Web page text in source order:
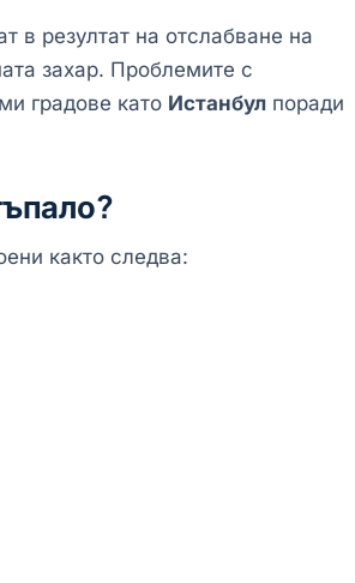
в резултат на отслабване на
захар. Проблемите с
градове като Истанбул поради
както следва: